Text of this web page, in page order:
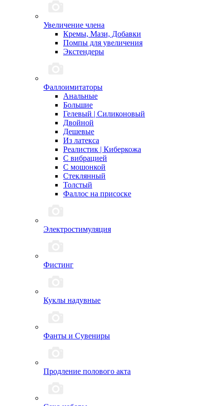
Увеличение члена
Кремы, Мази, Добавки
Помпы для увеличения
Экстендеры
Фаллоимитаторы
Анальные
Большие
Гелевый | Силиконовый
Двойной
Дешевые
Из латекса
Реалистик | Киберкожа
С вибрацией
С мошонкой
Стеклянный
Толстый
Фаллос на присоске
Электростимуляция
Фистинг
Куклы надувные
Фанты и Сувениры
Продление полового акта